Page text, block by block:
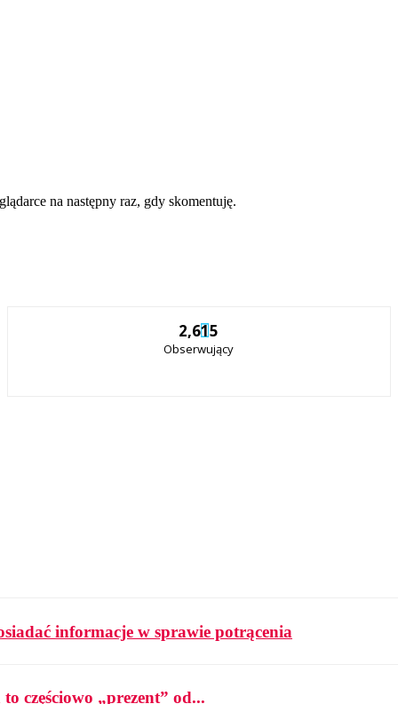
na następny raz, gdy skomentuję.
2,615
Obserwujący
informacje w sprawie potrącenia
częściowo „prezent” od...